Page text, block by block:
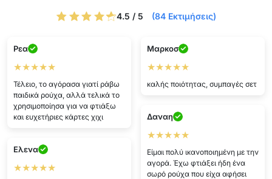
4.5 / 5 (84 Εκτιμήσεις)
Ρεα
★★★★★
Τέλειο, το αγόρασα γιατί ράβω
παιδικά ρούχα, αλλά τελικά το
χρησιμοποίησα για να φτιάξω
και ευχετήριες κάρτες χιχι
Μαρκοσ
★★★★★
καλής ποιότητας, συμπαγές σετ
Δαναη
★★★★★
Είμαι πολύ ικανοποιημένη με την
αγορά. Έχω φτιάξει ήδη ένα
σωρό ρούχα που είχα αφήσει
Ελενα
★★★★★